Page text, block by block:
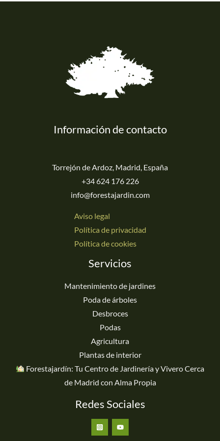
Información de contacto
Torrejón de Ardoz, Madrid, España
+34 624 176 226
info@forestajardin.com
Aviso legal
Política de privacidad
Política de cookies
Servicios
Mantenimiento de jardines
Poda de árboles
Desbroces
Podas
Agricultura
Plantas de interior
Forestajardín: Tu Centro de Jardinería y Vivero Cerca
de Madrid con Alma Propia
Redes Sociales